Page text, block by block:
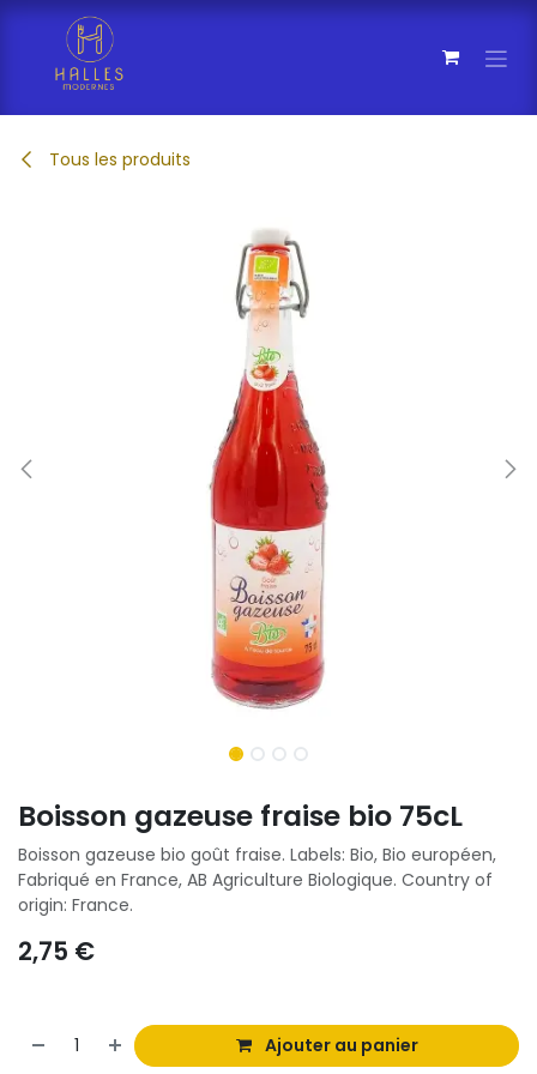
Se rendre au contenu
Tous les produits
Boisson gazeuse fraise bio 75cL
Boisson gazeuse bio goût fraise. Labels: Bio, Bio européen,
Fabriqué en France, AB Agriculture Biologique. Country of
origin: France.
2,75 €
Ajouter au panier